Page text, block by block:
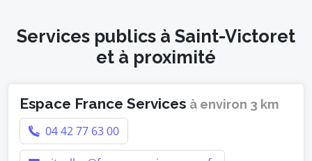
Services publics à Saint-Victoret
et à proximité
Espace France Services à environ 3 km
04 42 77 63 00